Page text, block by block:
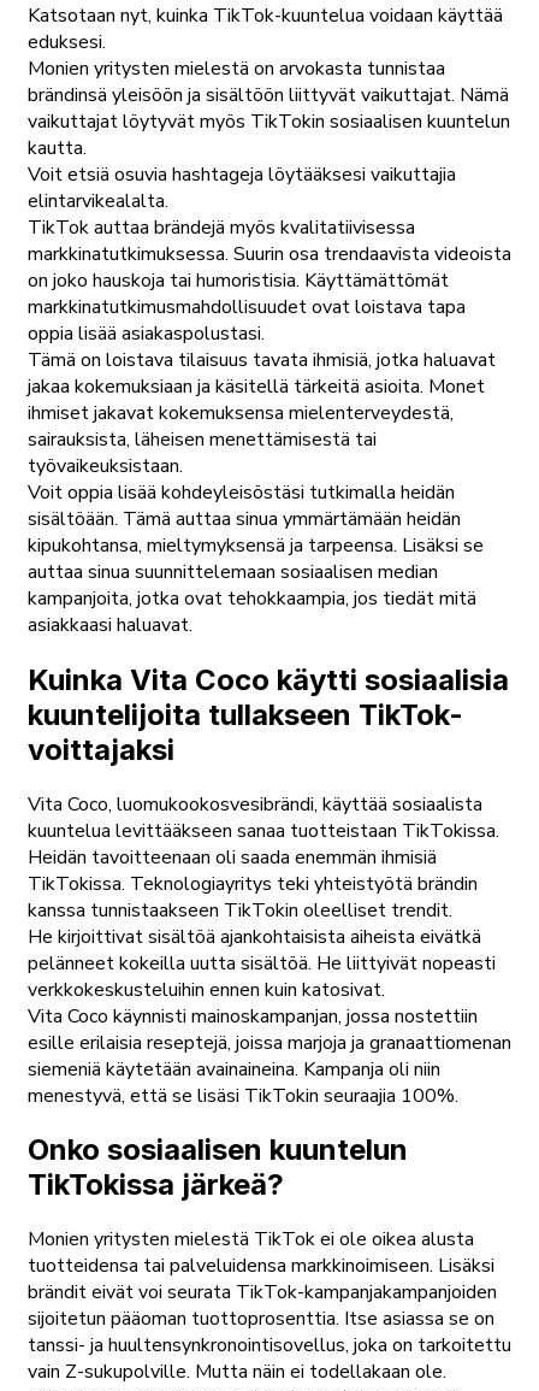
Katsotaan nyt, kuinka TikTok-kuuntelua voidaan käyttää
eduksesi.
Monien yritysten mielestä on arvokasta tunnistaa
brändinsä yleisöön ja sisältöön liittyvät vaikuttajat. Nämä
vaikuttajat löytyvät myös TikTokin sosiaalisen kuuntelun
kautta.
Voit etsiä osuvia hashtageja löytääksesi vaikuttajia
elintarvikealalta.
TikTok auttaa brändejä myös kvalitatiivisessa
markkinatutkimuksessa. Suurin osa trendaavista videoista
on joko hauskoja tai humoristisia. Käyttämättömät
markkinatutkimusmahdollisuudet ovat loistava tapa
oppia lisää asiakaspolustasi.
Tämä on loistava tilaisuus tavata ihmisiä, jotka haluavat
jakaa kokemuksiaan ja käsitellä tärkeitä asioita. Monet
ihmiset jakavat kokemuksensa mielenterveydestä,
sairauksista, läheisen menettämisestä tai
työvaikeuksistaan.
Voit oppia lisää kohdeyleisöstäsi tutkimalla heidän
sisältöään. Tämä auttaa sinua ymmärtämään heidän
kipukohtansa, mieltymyksensä ja tarpeensa. Lisäksi se
auttaa sinua suunnittelemaan sosiaalisen median
kampanjoita, jotka ovat tehokkaampia, jos tiedät mitä
asiakkaasi haluavat.
Kuinka Vita Coco käytti sosiaalisia
kuuntelijoita tullakseen TikTok-
voittajaksi
Vita Coco, luomukookosvesibrändi, käyttää sosiaalista
kuuntelua levittääkseen sanaa tuotteistaan TikTokissa.
Heidän tavoitteenaan oli saada enemmän ihmisiä
TikTokissa. Teknologiayritys teki yhteistyötä brändin
kanssa tunnistaakseen TikTokin oleelliset trendit.
He kirjoittivat sisältöä ajankohtaisista aiheista eivätkä
pelänneet kokeilla uutta sisältöä. He liittyivät nopeasti
verkkokeskusteluihin ennen kuin katosivat.
Vita Coco käynnisti mainoskampanjan, jossa nostettiin
esille erilaisia reseptejä, joissa marjoja ja granaattiomenan
siemeniä käytetään avainaineina. Kampanja oli niin
menestyvä, että se lisäsi TikTokin seuraajia 100%.
Onko sosiaalisen kuuntelun
TikTokissa järkeä?
Monien yritysten mielestä TikTok ei ole oikea alusta
tuotteidensa tai palveluidensa markkinoimiseen. Lisäksi
brändit eivät voi seurata TikTok-kampanjakampanjoiden
sijoitetun pääoman tuottoprosenttia. Itse asiassa se on
tanssi- ja huultensynkronointisovellus, joka on tarkoitettu
vain Z-sukupolville. Mutta näin ei todellakaan ole.